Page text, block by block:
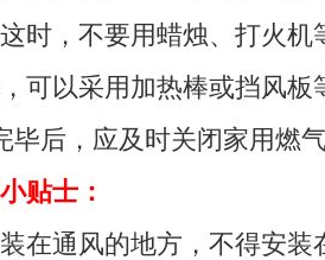
时，不要用蜡烛、打火机
可以采用加热棒或挡风板
后，应及时关闭家用燃
贴士：
通风的地方，不得安装